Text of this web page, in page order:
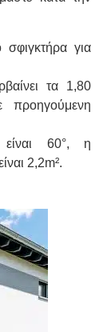
σφιγκτήρα για
τα 1,80
προηγούμενη
60°, η
2,2m².